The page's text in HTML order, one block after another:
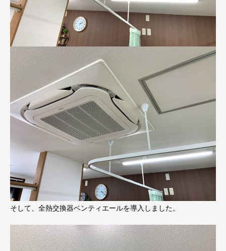
そして、全熱交換器ベンティエールを導入しました。